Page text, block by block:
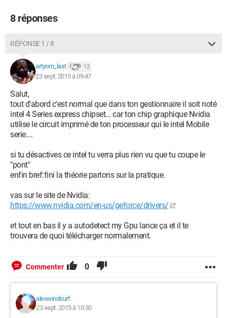
8 réponses
RÉPONSE 1 / 8
artyom_last 12
23 sept. 2015 à 09:47
Salut,
tout d'abord c'est normal que dans ton gestionnaire il soit noté
intel 4 Series express chipset... car ton chip graphique Nvidia
utilise le circuit imprimé de ton processeur qui le intel Mobile
serie....
si tu désactives ce intel tu verra plus rien vu que tu coupe le
"pont"
enfin bref:fini la théorie partons sur la pratique.
vas sur le site de Nvidia:
https://www.nvidia.com/en-us/geforce/drivers/
et tout en bas il y a autodetect my Gpu lance ça et il te
trouvera de quoi télécharger normalement.
Commenter 0
alexwindsurf
23 sept. 2015 à 10:30